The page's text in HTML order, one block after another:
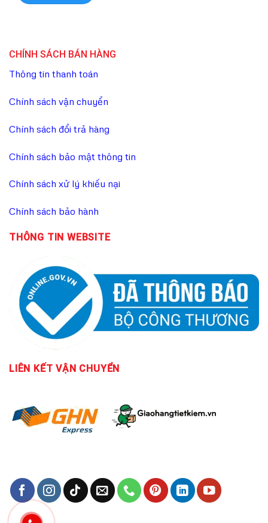
CHÍNH SÁCH BÁN HÀNG
Thông tin thanh toán
Chính sách vận chuyển
Chính sách đổi trả hàng
Chính sách bảo mật thông tin
Chính sách xử lý khiếu nại
Chính sách bảo hành
THÔNG TIN WEBSITE
LIÊN KẾTVẬN CHUYỂN